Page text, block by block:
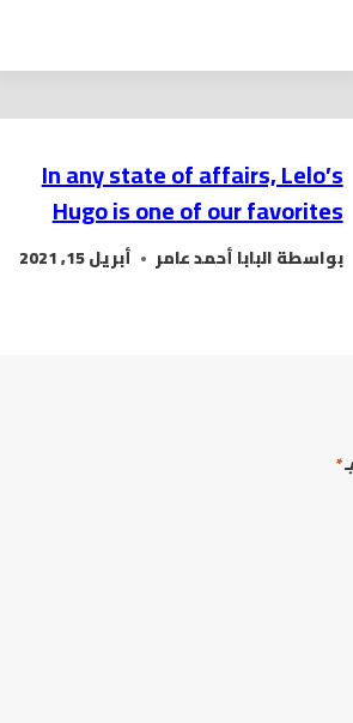
In any state of affairs, Lelo’s
Hugo is one of our favorites
بواسطةالبابا أحمد عامر أبريل 15, 2021
*